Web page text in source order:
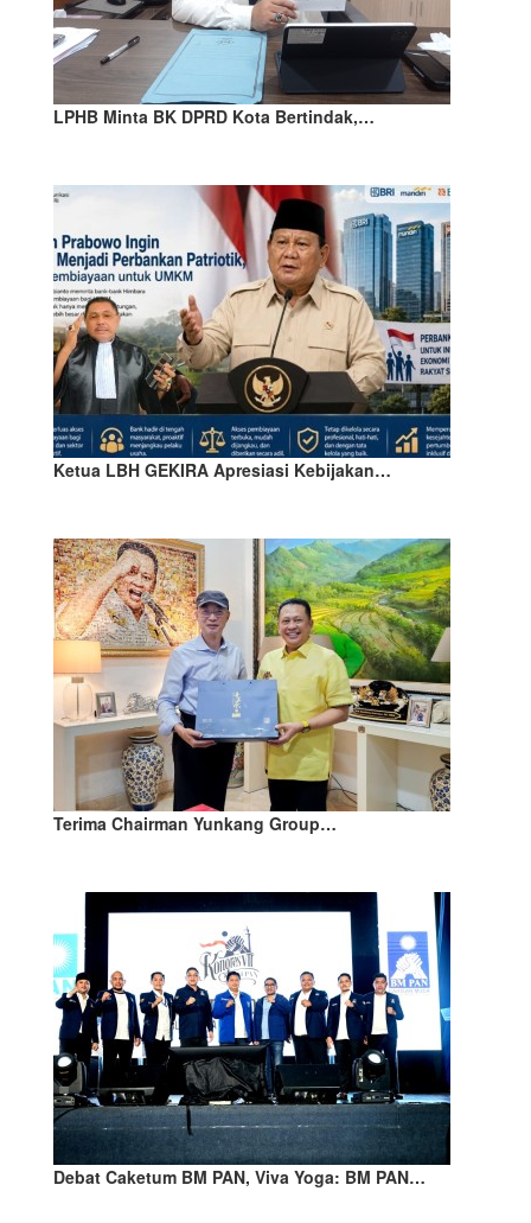
LPHB Minta BK DPRD Kota Bertindak,…
Ketua LBH GEKIRA Apresiasi Kebijakan…
Terima Chairman Yunkang Group…
Debat Caketum BM PAN, Viva Yoga: BM PAN…